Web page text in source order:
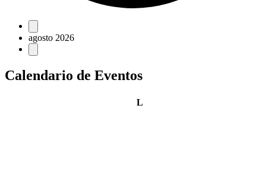
Eventos
agosto 2026
Calendario de Eventos
Llunes